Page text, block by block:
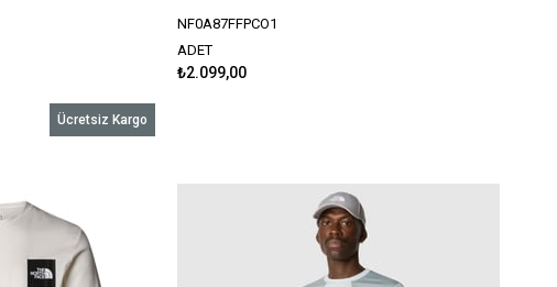
NF0A87FFPCO1
ADET
₺2.099,00
Ücretsiz Kargo